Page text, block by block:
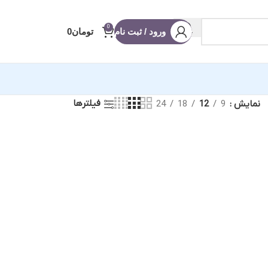
ورود / ثبت نام 0 تومان0
(ریلز و استوری)
نمایش 9
12
18
24 فیلترها